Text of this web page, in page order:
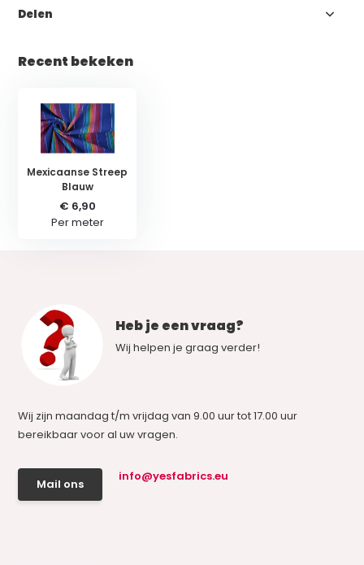
Delen
Recent bekeken
Mexicaanse Streep
Blauw
€ 6,90
Per meter
Heb je een vraag?
Wij helpen je graag verder!
Wij zijn maandag t/m vrijdag van 9.00 uur tot 17.00 uur
bereikbaar voor al uw vragen.
Mail ons
info@yesfabrics.eu